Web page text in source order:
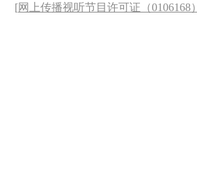
[网上传播视听节目许可证（0106168）